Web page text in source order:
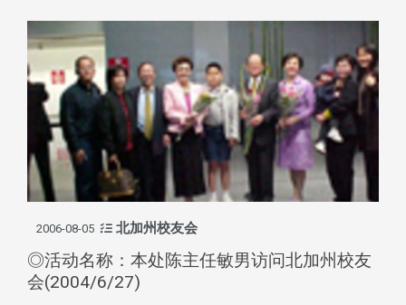
2006-08-05 北加州校友会
◎活动名称：本处陈主任敏男访问北加州校友
会(2004/6/27)